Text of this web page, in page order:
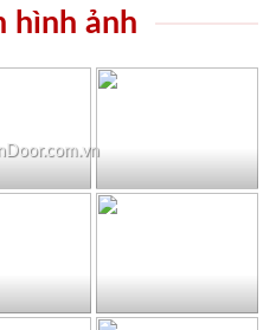
hình ảnh